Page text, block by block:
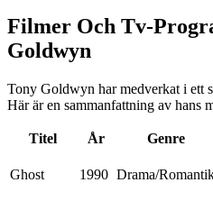
Filmer Och Tv-
Goldwyn
Tony Goldwyn har medverkat i ett
Här är en sammanfattning av hans
Titel År Genre
Ghost 1990 Drama/